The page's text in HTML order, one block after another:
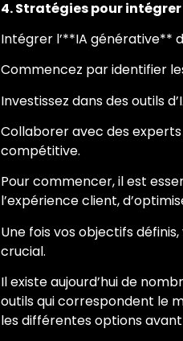
4. Stratégies pour
Intégrer l’**IA générative**
Commencez par identifier
Investissez dans des outils
Collaborer avec des
compétitive.
Pour commencer, il est
l’expérience client,
Une fois vos objectifs
crucial.
Il existe aujourd’hui de
outils qui correspondent le
les différentes options